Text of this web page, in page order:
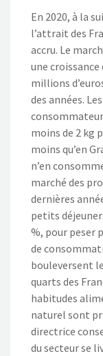
En 2020, à la
l’attrait des
accru. Le
une
millions
des années.
moins de 2 kg
moins qu’en
n’en
marché des
dernières
petits
%, pour peser
de
bouleversent
quarts des
habitudes
naturel sont
directrice
du secteur se